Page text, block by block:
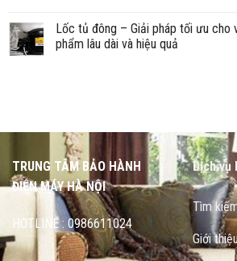
Lốc tủ đông – Giải pháp tối ưu cho
phẩm lâu dài và hiệu quả
TRUNG TÂM BẢO HÀNH
ĐIỆN MÁY HÀ NỘI
HOTLINE : 0986611024
Dịch vụ
Tìm
Giới thiệu